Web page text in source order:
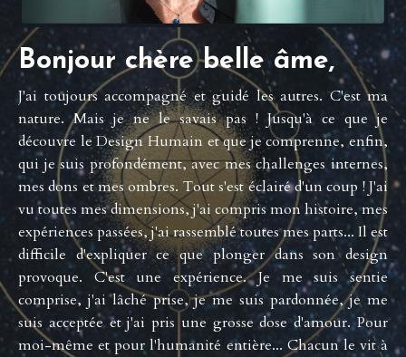
Bonjour chère belle âme,
J'ai toujours accompagné et guidé les autres. C'est ma
nature. Mais je ne le savais pas ! Jusqu'à ce que je
découvre le Design Humain et que je comprenne, enfin,
qui je suis profondément, avec mes challenges internes,
mes dons et mes ombres. Tout s'est éclairé d'un coup ! J'ai
vu toutes mes dimensions, j'ai compris mon histoire, mes
expériences passées, j'ai rassemblé toutes mes parts... Il est
difficile d'expliquer ce que plonger dans son design
provoque. C'est une expérience. Je me suis sentie
comprise, j'ai lâché prise, je me suis pardonnée, je me
suis acceptée et j'ai pris une grosse dose d'amour. Pour
moi-même et pour l'humanité entière... Chacun le vit à